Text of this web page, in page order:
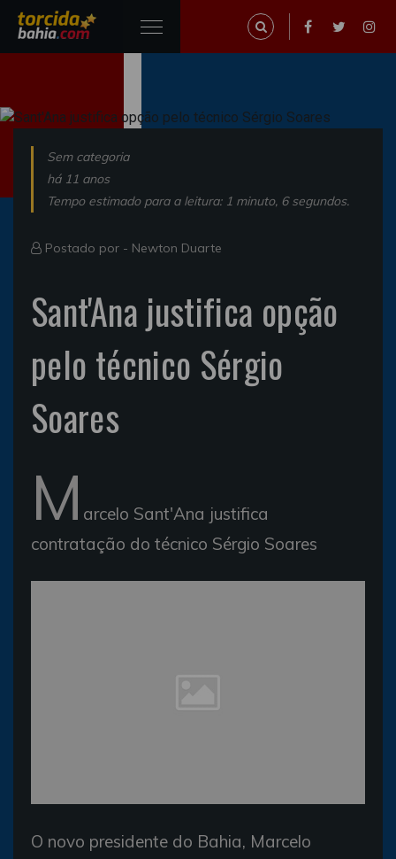
Sem categoria
há 11 anos
Tempo estimado para a leitura: 1 minuto, 6 segundos.
Postado por - Newton Duarte
Sant'Ana justifica opção
pelo técnico Sérgio
Soares
M arcelo Sant'Ana justifica
contratação do técnico Sérgio Soares
O novo presidente do Bahia, Marcelo